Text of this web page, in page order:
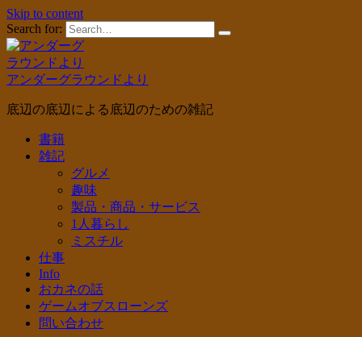
Skip to content
Search for:
アンダーグラウンドより
底辺の底辺による底辺のための雑記
書籍
雑記
グルメ
趣味
製品・商品・サービス
1人暮らし
ミスチル
仕事
Info
おカネの話
ゲームオブスローンズ
問い合わせ